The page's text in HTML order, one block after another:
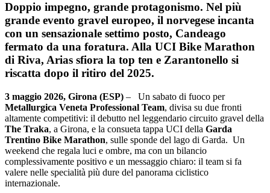
Doppio impegno, grande protagonismo. Nel più
grande evento gravel europeo, il norvegese incanta
con un sensazionale settimo posto, Candeago
fermato da una foratura. Alla UCI Bike Marathon
di Riva, Arias sfiora la top ten e Zarantonello si
riscatta dopo il ritiro del 2025.
3 maggio 2026, Girona (ESP) – Un sabato di fuoco per
Metallurgica Veneta Professional Team, divisa su due fronti
altamente competitivi: il debutto nel leggendario circuito gravel della
The Traka, a Girona, e la consueta tappa UCI della Garda
Trentino Bike Marathon, sulle sponde del lago di Garda. Un
weekend che regala luci e ombre, ma con un bilancio
complessivamente positivo e un messaggio chiaro: il team si fa
valere nelle specialità più dure del panorama ciclistico
internazionale.